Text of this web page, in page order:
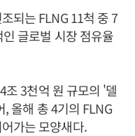
되는 FLNG 11척 중 7
글로벌 시장 점유율
조 3천억 원 규모의 '델
올해 총 4기의 FLNG
가는 모양새다.